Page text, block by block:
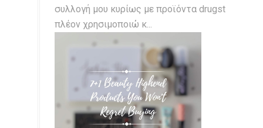
συλλογή μου κυρίως με προϊόντα drugstore,
πλέον χρησιμοποιώ κ...